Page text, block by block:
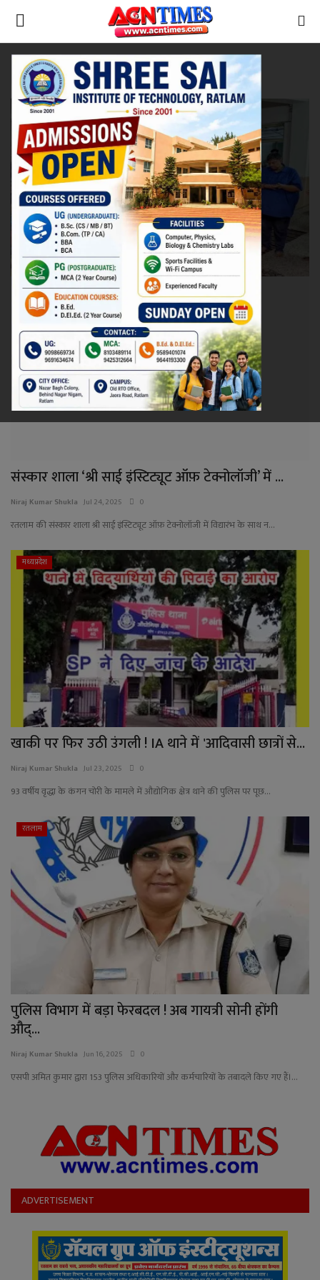
Home
Contact
नीर_का_तीर
मध्यप्रदेश
देश
विदेश
उत्तर प्रदेश
रेलवे
खेल
ज्योतिष
निर्वाचन
धर्म-संस्कृति
करियर
वीडियो
YouTube
Language
English Hiindi
Tag:TI Gayatri Soni
शिक्षा
संस्कार शाला ‘श्री साई इंस्टिट्यूट ऑफ़ टेक्नोलॉजी’ में ...
Niraj Kumar Shukla Jul 24, 2025 0
रतलाम की संस्कार शाला श्री साई इंस्टिट्यूट ऑफ़ टेक्नोलॉजी में विद्यारंभ के साथ न...
मध्यप्रदेश
खाकी पर फिर उठी उंगली ! IA थाने में 'आदिवासी छात्रों से...
Niraj Kumar Shukla Jul 23, 2025 0
93 वर्षीय वृद्धा के कंगन चोरी के मामले में औद्योगिक क्षेत्र थाने की पुलिस पर पूछ...
रतलाम
पुलिस विभाग में बड़ा फेरबदल ! अब गायत्री सोनी होंगी
औद्...
Niraj Kumar Shukla Jun 16, 2025 0
एसपी अमित कुमार द्वारा 153 पुलिस अधिकारियों और कर्मचारियों के तबादले किए गए हैं।...
ADVERTISEMENT